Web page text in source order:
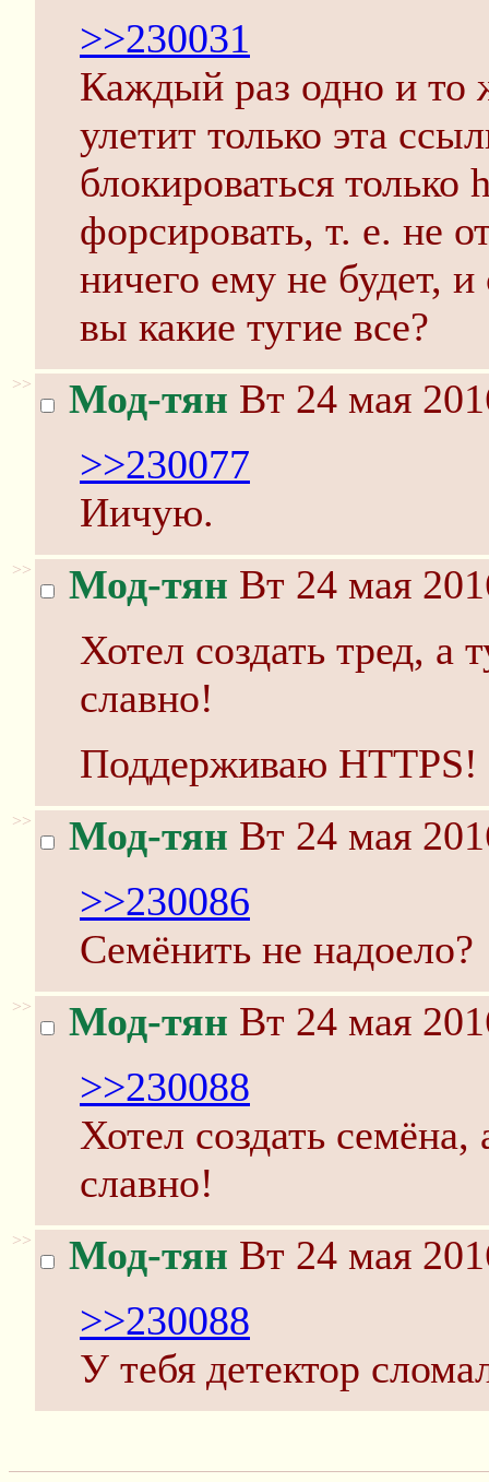
>>230031
Каждый раз одно и то
улетит только эта
блокироваться только
форсировать, т. е. не
ничего ему не будет,
вы какие тугие все?
>> Мод-тян Вт 24 мая
>>230077
Иичую.
>> Мод-тян Вт 24 мая
Хотел создать тред, а
славно!
Поддерживаю HTTPS!
>> Мод-тян Вт 24 мая
>>230086
Семёнить не надоело?
>> Мод-тян Вт 24 мая
>>230088
Хотел создать
славно!
>> Мод-тян Вт 24 мая
>>230088
У тебя детектор